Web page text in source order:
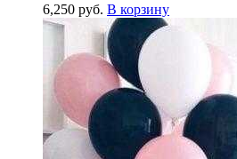
6,250 руб. В корзину